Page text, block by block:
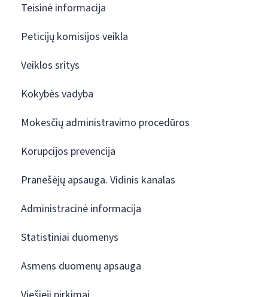
Teisinė informacija
Peticijų komisijos veikla
Veiklos sritys
Kokybės vadyba
Mokesčių administravimo procedūros
Korupcijos prevencija
Pranešėjų apsauga. Vidinis kanalas
Administracinė informacija
Statistiniai duomenys
Asmens duomenų apsauga